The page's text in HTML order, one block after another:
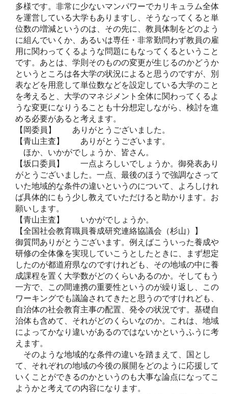
多様です。非常に少ないマンパワーでカリキュラム全体
を運営している大学もありますし、そうなってくると単
位数の増減というのは、その先に、教員体制をどのよう
に組んでいくか、あるいは専任・非常勤問わず教員の雇
用に関わってくるような問題にもなってくるということ
です。あとは、学則そのものの変更が生じるのかどうか
というところは各大学の状況によると思うのですが、別
表などを用意して単位数などを設定している大学のこと
を考えると、大学のマネジメント全体に関わってくるよ
うな変更になりうることも十分想定しながら、検討を進
める必要があると考えます。
【岡委員】 ありがとうございました。
【青山主査】 ありがとうございます。
ほか、いかがでしょうか、皆さん。
【坂口委員】 一点よろしいでしょうか。御発表あり
がとうございました。一点、最後のほうで強調なさって
いた地域的な条件の違いというのについて、よろしけれ
ば具体的にもう少し教えていただけると助かります。お
願いします。
【青山主査】 いかがでしょうか。
【全国社会教育職員養成研究連絡協議会（杉山）】
御質問ありがとうございます。例えばこういった養成や
研修の全体像を実現していこうとしたときに、まず想定
したのが都道府県なのですけれども、その地域の中に養
成課程を置く大学数がどのくらいあるのか。そしてもう
一方で、この間連携の重要性というのが繰り返し、この
ワーキングでも議論されてきたと思うのですけれども、
自治体の社会教育主事の配置、発令の状況です。基礎自
治体も含めて、それがどのくらいなのか。これは、地域
によってかなり違いがあるのではないかというふうに考
えます。
そのような地域的な条件の違いを踏まえて、国とし
て、それぞれの地域の今後の展開をどのように応援して
いくことができるのかというのも大事な論点になってこ
ようかと考えての内容になります。